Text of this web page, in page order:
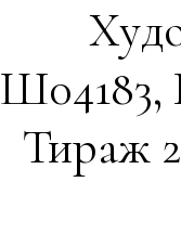
Ш04183,
Тираж